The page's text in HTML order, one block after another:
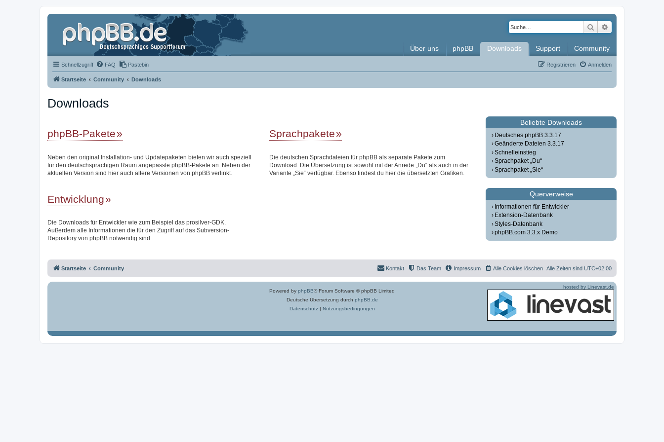
Suche
Über uns phpBB Downloads Support Community
Schnellzugriff FAQ Pastebin Anmelden
Registrieren
Startseite Community Downloads
Downloads
phpBB-Pakete
Neben den original Installation- und Updatepaketen bieten wir auch speziell
für den deutschsprachigen Raum angepasste phpBB-Pakete an. Neben der
aktuellen Version sind hier auch ältere Versionen von phpBB verlinkt.
Sprachpakete
Die deutschen Sprachdateien für phpBB als separate Pakete zum
Download. Die Übersetzung ist sowohl mit der Anrede „Du“ als auch in der
Variante „Sie“ verfügbar. Ebenso findest du hier die übersetzten Grafiken.
Entwicklung
Die Downloads für Entwickler wie zum Beispiel das prosilver-GDK.
Außerdem alle Informationen die für den Zugriff auf das Subversion-
Repository von phpBB notwendig sind.
Beliebte Downloads
Deutsches phpBB 3.3.17
Geänderte Dateien 3.3.17
Schnelleinstieg
Sprachpaket „Du“
Sprachpaket „Sie“
Querverweise
Informationen für Entwickler
Extension-Datenbank
Styles-Datenbank
phpBB.com 3.3.x Demo
Startseite Community Alle Zeiten sind UTC+02:00
Alle Cookies löschen
Impressum
Das Team
Kontakt
Powered by phpBB® Forum Software © phpBB Limited
Deutsche Übersetzung durch phpBB.de
Datenschutz| Nutzungsbedingungen
hosted by Linevast.de